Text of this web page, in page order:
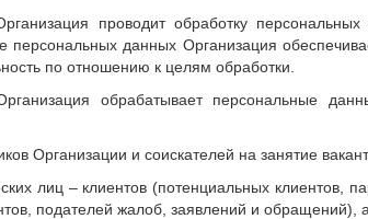
проводит обработку
персональных данных Организация
по отношению к целям обработки.
обрабатывает персональные
Организации и соискателей на занятие
лиц – клиентов (потенциальных клиентов,
подателей жалоб, заявлений и обращений),